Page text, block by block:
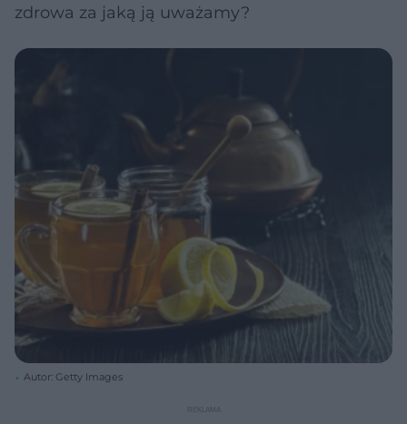
zdrowa za jaką ją uważamy?
Autor: Getty Images